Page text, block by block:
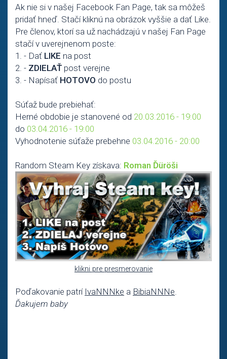
Ak nie si v našej Facebook Fan Page, tak sa môžeš
pridať hneď. Stačí kliknú na obrázok vyššie a dať Like.
Pre členov, ktorí sa už nachádzajú v našej Fan Page
stačí v uverejnenom poste:
1. - Dať LIKE na post
2. - ZDIELAŤ post verejne
3. - Napísať HOTOVO do postu
Súťaž bude prebiehať:
Herné obdobie je stanovené od 20.03.2016 - 19:00
do 03.04.2016 - 19:00
Vyhodnotenie súťaže prebehne 03.04.2016 - 20:00
Random Steam Key získava: Roman Ďüröši
klikni pre presmerovanie
Poďakovanie patrí IvaNNNke a BibiaNNNe
Ďakujem baby